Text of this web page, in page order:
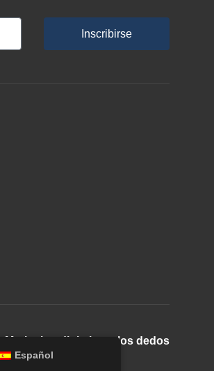
Inscribirse
Marketing digital con los dedos
Español